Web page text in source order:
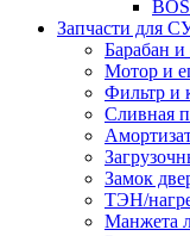
Запчасти
Барабан и
Мотор и
Фильтр и
Сливная
Замок
ТЭН/
Манжета